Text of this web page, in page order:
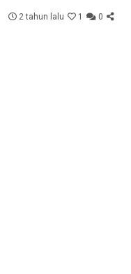
2 tahun lalu 1 0